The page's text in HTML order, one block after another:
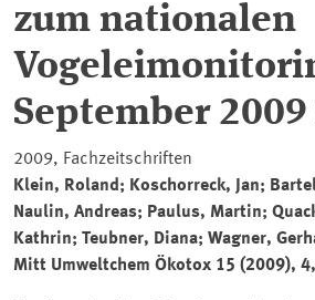
zum nationalen
September
2009, Fachzeitschriften
Klein, Roland; Koschorreck, Jan;
Naulin, Andreas; Paulus, Martin;
Kathrin; Teubner, Diana; Wagner,
Mitt Umweltchem Ökotox 15 (2009),